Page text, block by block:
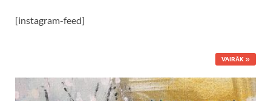
[instagram-feed]
VAIRĀK